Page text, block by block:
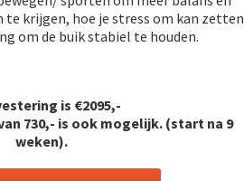
te krijgen, hoe je stress om kan zetten
om de buik stabiel te houden.
is €2095,-
730,- is ook mogelijk. (start na 9
weken).